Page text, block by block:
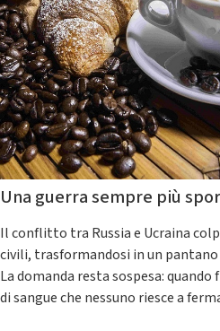
Una guerra sempre più
Il conflitto tra Russia e Ucraina
civili, trasformandosi in un pantano
La domanda resta sospesa:
di sangue che nessuno riesce a